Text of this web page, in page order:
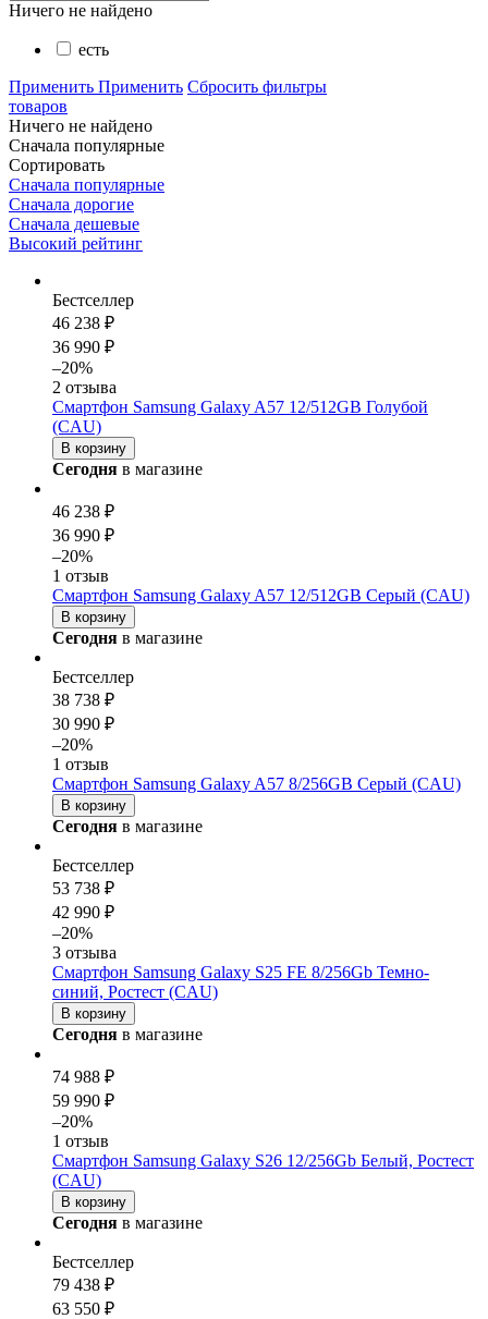
Ничего не найдено
есть
Применить Применить Сбросить фильтры
товаров
Ничего не найдено
Сначала популярные
Сортировать
Сначала популярные
Сначала дорогие
Сначала дешевые
Высокий рейтинг
Бестселлер
46 238 ₽
36 990 ₽
–20%
2 отзыва
Смартфон Samsung Galaxy A57 12/512GB Голубой
(CAU)
В корзину
Сегодня в магазине
46 238 ₽
36 990 ₽
–20%
1 отзыв
Смартфон Samsung Galaxy A57 12/512GB Серый (CAU)
В корзину
Сегодня в магазине
Бестселлер
38 738 ₽
30 990 ₽
–20%
1 отзыв
Смартфон Samsung Galaxy A57 8/256GB Серый (CAU)
В корзину
Сегодня в магазине
Бестселлер
53 738 ₽
42 990 ₽
–20%
3 отзыва
Смартфон Samsung Galaxy S25 FE 8/256Gb Темно-
синий, Ростест (CAU)
В корзину
Сегодня в магазине
74 988 ₽
59 990 ₽
–20%
1 отзыв
Смартфон Samsung Galaxy S26 12/256Gb Белый, Ростест
(CAU)
В корзину
Сегодня в магазине
Бестселлер
79 438 ₽
63 550 ₽